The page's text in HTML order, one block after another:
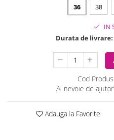
36 38
IN
Durata de livrare:
Cod
Ai nevoie de
Adauga la Favorite